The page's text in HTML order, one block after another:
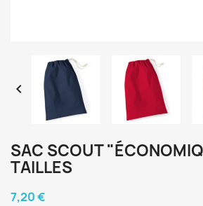

SAC SCOUT
TAILLES
7,20 €